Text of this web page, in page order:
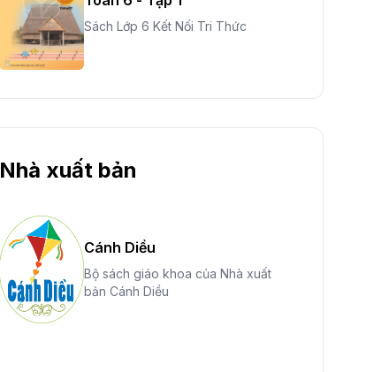
Sách Lớp 6 Kết Nối Tri Thức
Nhà xuất bản
Cánh Diều
Bộ sách giáo khoa của Nhà xuất
bản Cánh Diều